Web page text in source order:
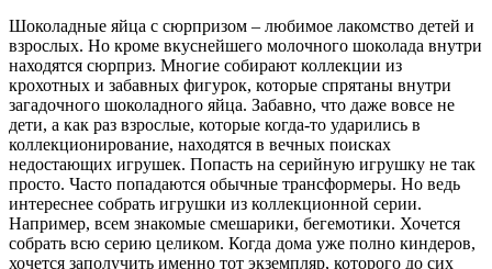
Шоколадные яйца с сюрпризом – любимое лакомство детей и
взрослых. Но кроме вкуснейшего молочного шоколада внутри
находятся сюрприз. Многие собирают коллекции из
крохотных и забавных фигурок, которые спрятаны внутри
загадочного шоколадного яйца. Забавно, что даже вовсе не
дети, а как раз взрослые, которые когда-то ударились в
коллекционирование, находятся в вечных поисках
недостающих игрушек. Попасть на серийную игрушку не так
просто. Часто попадаются обычные трансформеры. Но ведь
интереснее собрать игрушки из коллекционной серии.
Например, всем знакомые смешарики, бегемотики. Хочется
собрать всю серию целиком. Когда дома уже полно киндеров,
хочется заполучить именно тот экземпляр, которого до сих